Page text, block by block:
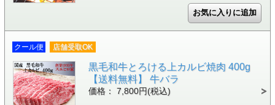
クール便 店舗受取OK
黒毛和牛とろける上カルビ焼肉 400g
【送料無料】 牛バラ
価格： 7,800円(税込)